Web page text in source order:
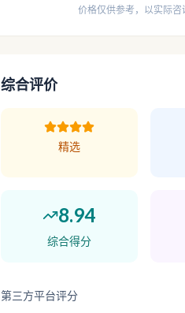
价格仅供参考，以实际咨
综合评价
精选
8.94
综合得分
第三方平台评分